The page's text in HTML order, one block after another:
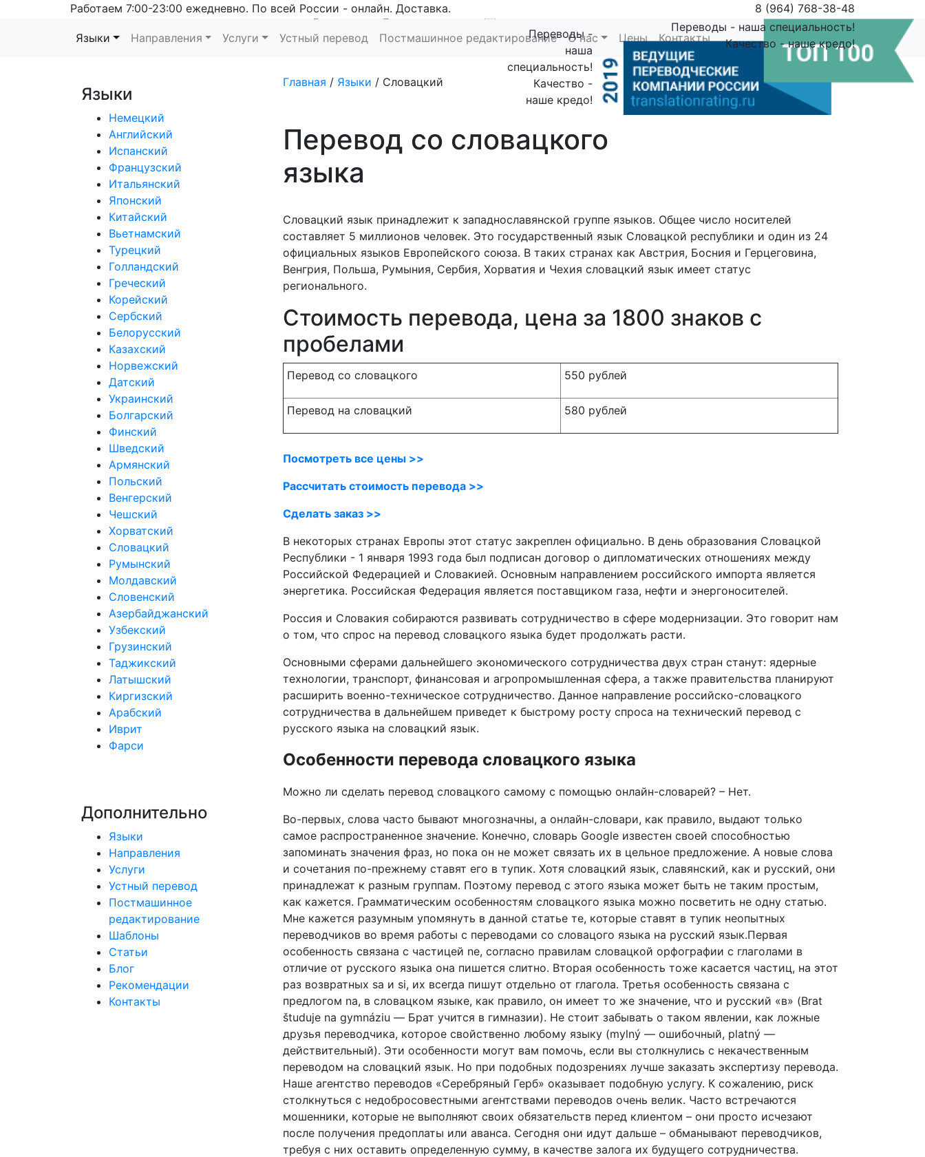
Работаем 7:00-23:00 ежедневно. По всей России - онлайн. Доставка.
8 (964) 768-38-48
Заказать
Рассчитать
Переводы - наша специальность!
Качество - наше кредо!
Переводы -
наша
специальность!
Качество -
наше кредо!
Языки Направления Услуги Устный перевод Постмашинное редактирование О нас Цены Контакты Поиск
Языки
Немецкий
Английский
Испанский
Французский
Итальянский
Японский
Китайский
Вьетнамский
Турецкий
Голландский
Греческий
Корейский
Сербский
Белорусский
Казахский
Норвежский
Датский
Украинский
Болгарский
Финский
Шведский
Армянский
Польский
Венгерский
Чешский
Хорватский
Словацкий
Румынский
Молдавский
Словенский
Азербайджанский
Узбекский
Грузинский
Таджикский
Латышский
Киргизский
Арабский
Иврит
Фарси
Дополнительно
Языки
Направления
Услуги
Устный перевод
Постмашинное
редактирование
Шаблоны
Статьи
Блог
Рекомендации
Контакты
Главная / Языки / Словацкий
Перевод со словацкого
языка
Словацкий язык принадлежит к западнославянской группе языков. Общее число носителей
составляет 5 миллионов человек. Это государственный язык Словацкой республики и один из 24
официальных языков Европейского союза. В таких странах как Австрия, Босния и Герцеговина,
Венгрия, Польша, Румыния, Сербия, Хорватия и Чехия словацкий язык имеет статус
регионального.
Стоимость перевода, цена за 1800 знаков с
пробелами
Перевод со словацкого 550 рублей
Перевод на словацкий 580 рублей
Посмотреть все цены >>
Рассчитать стоимость перевода >>
Сделать заказ >>
В некоторых странах Европы этот статус закреплен официально. В день образования Словацкой
Республики - 1 января 1993 года был подписан договор о дипломатических отношениях между
Российской Федерацией и Словакией. Основным направлением российского импорта является
энергетика. Российская Федерация является поставщиком газа, нефти и энергоносителей.
Россия и Словакия собираются развивать сотрудничество в сфере модернизации. Это говорит нам
о том, что спрос на перевод словацкого языка будет продолжать расти.
Основными сферами дальнейшего экономического сотрудничества двух стран станут: ядерные
технологии, транспорт, финансовая и агропромышленная сфера, а также правительства планируют
расширить военно-техническое сотрудничество. Данное направление российско-словацкого
сотрудничества в дальнейшем приведет к быстрому росту спроса на технический перевод с
русского языка на словацкий язык.
Особенности перевода словацкого языка
Можно ли сделать перевод словацкого самому с помощью онлайн-словарей? – Нет.
Во-первых, слова часто бывают многозначны, а онлайн-словари, как правило, выдают только
самое распространенное значение. Конечно, словарь Google известен своей способностью
запоминать значения фраз, но пока он не может связать их в цельное предложение. А новые слова
и сочетания по-прежнему ставят его в тупик. Хотя словацкий язык, славянский, как и русский, они
принадлежат к разным группам. Поэтому перевод с этого языка может быть не таким простым,
как кажется. Грамматическим особенностям словацкого языка можно посветить не одну статью.
Мне кажется разумным упомянуть в данной статье те, которые ставят в тупик неопытных
переводчиков во время работы с переводами со словацого языка на русский язык.Первая
особенность связана с частицей ne, согласно правилам словацкой орфографии с глаголами в
отличие от русского языка она пишется слитно. Вторая особенность тоже касается частиц, на этот
раз возвратных sa и si, их всегда пишут отдельно от глагола. Третья особенность связана с
предлогом na, в словацком языке, как правило, он имеет то же значение, что и русский «в» (Brat
študuje na gymnáziu — Брат учится в гимназии). Не стоит забывать о таком явлении, как ложные
друзья переводчика, которое свойственно любому языку (mylný — ошибочный, platný —
действительный). Эти особенности могут вам помочь, если вы столкнулись с некачественным
переводом на словацкий язык. Но при подобных подозрениях лучше заказать экспертизу перевода.
Наше агентство переводов «Серебряный Герб» оказывает подобную услугу. К сожалению, риск
столкнуться с недобросовестными агентствами переводов очень велик. Часто встречаются
мошенники, которые не выполняют своих обязательств перед клиентом – они просто исчезают
после получения предоплаты или аванса. Сегодня они идут дальше – обманывают переводчиков,
требуя с них оставить определенную сумму, в качестве залога их будущего сотрудничества.